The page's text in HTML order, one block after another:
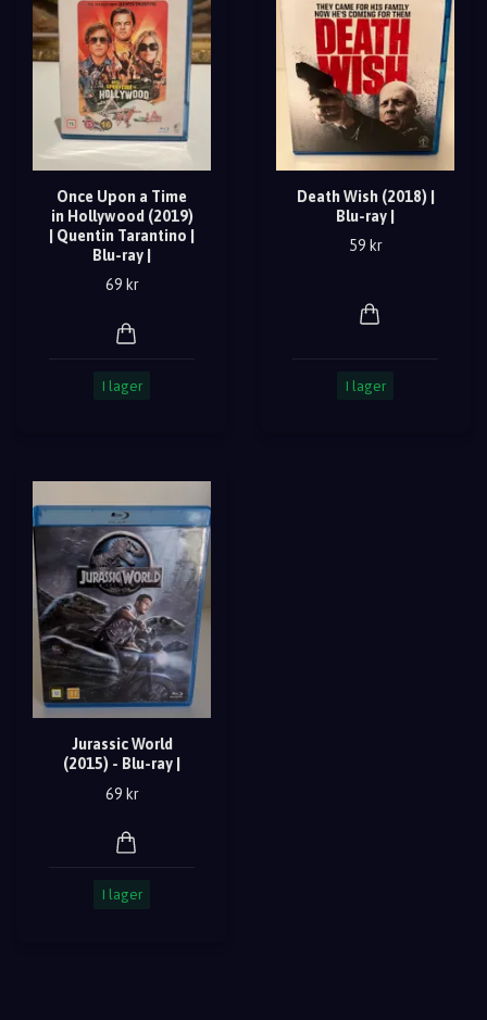
Once Upon a Time
in Hollywood (2019)
| Quentin Tarantino |
Blu-ray |
69 kr
I lager
Death Wish (2018) |
Blu-ray |
59 kr
I lager
Jurassic World
(2015) - Blu-ray |
69 kr
I lager